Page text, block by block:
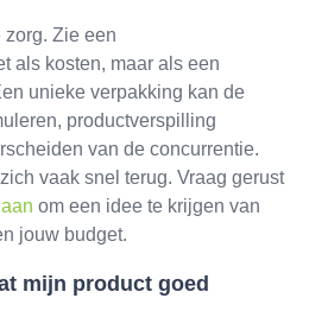
Zie een
als kosten, maar als een
unieke verpakking kan de
productverspilling
van de concurrentie.
vaak snel terug. Vraag gerust
om een idee te krijgen van
jouw budget.
mijn product goed